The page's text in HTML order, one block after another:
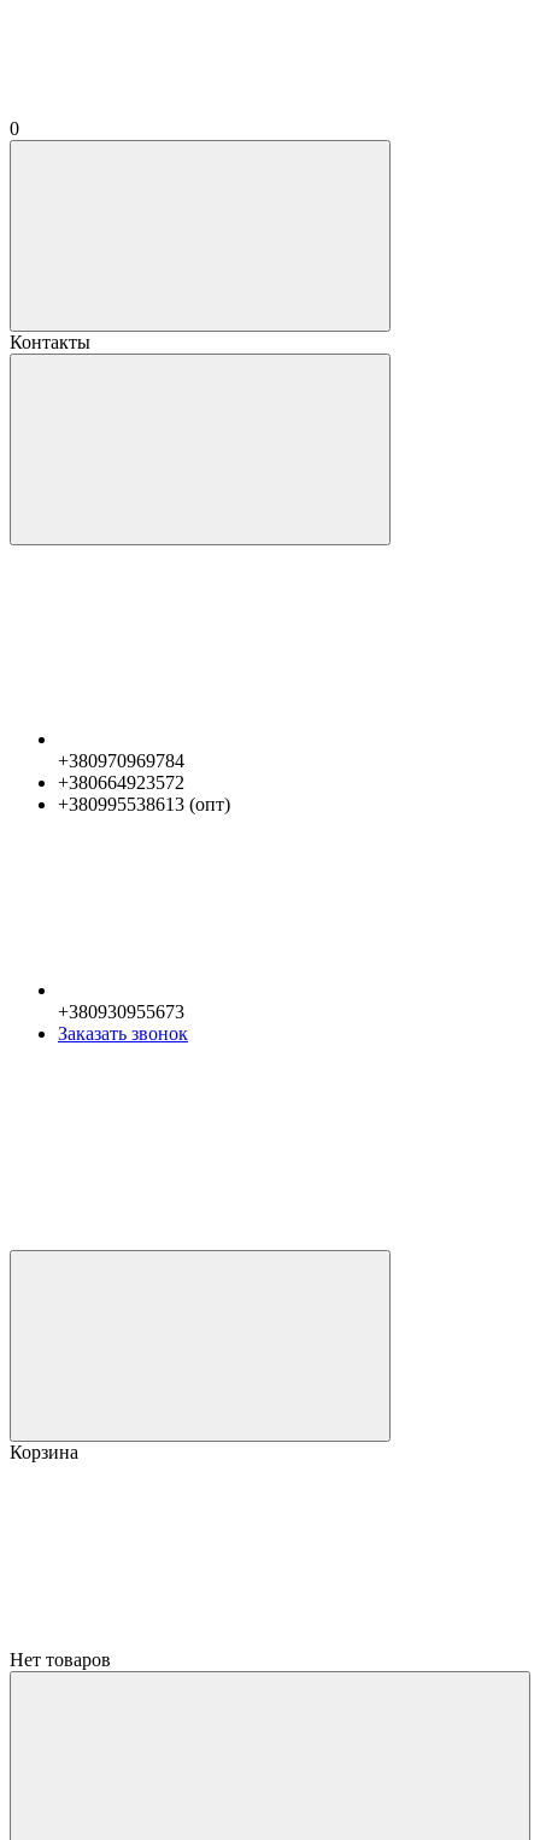
0
Контакты
+380970969784
+380664923572
+380995538613 (опт)
+380930955673
Заказать звонок
Корзина
Нет товаров